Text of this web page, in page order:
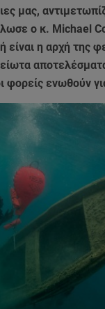
μας,
ο κ. Michael
η αρχή της
φορείς ενωθούν